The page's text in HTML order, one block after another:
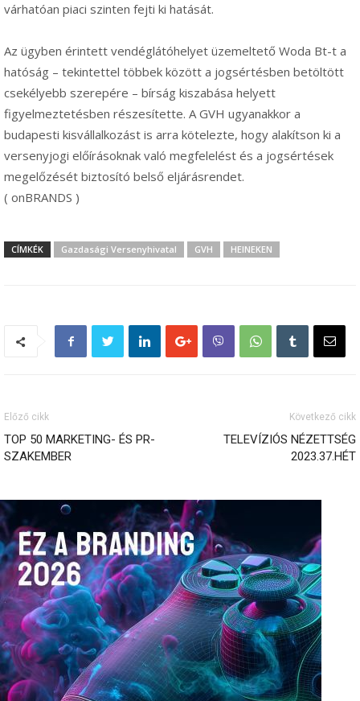
várhatóan piaci szinten fejti ki hatását.
Az ügyben érintett vendéglátóhelyet üzemeltető Woda Bt-t a
hatóság – tekintettel többek között a jogsértésben betöltött
csekélyebb szerepére – bírság kiszabása helyett
figyelmeztetésben részesítette. A GVH ugyanakkor a
budapesti kisvállalkozást is arra kötelezte, hogy alakítson ki a
versenyjogi előírásoknak való megfelelést és a jogsértések
megelőzését biztosító belső eljárásrendet.
( onBRANDS )
CÍMKÉK Gazdasági Versenyhivatal GVH HEINEKEN
Előző cikk
TOP 50 MARKETING- ÉS PR-
SZAKEMBER
Következő cikk
TELEVÍZIÓS NÉZETTSÉG
2023.37.HÉT